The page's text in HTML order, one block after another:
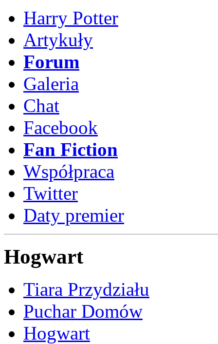
Harry Potter
Artykuły
Forum
Galeria
Chat
Facebook
Fan Fiction
Współpraca
Twitter
Daty premier
Hogwart
Tiara Przydziału
Puchar Domów
Hogwart